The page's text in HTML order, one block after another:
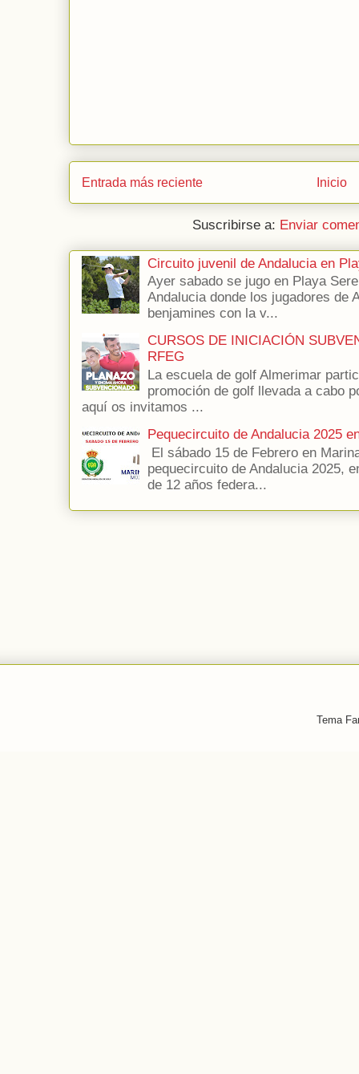
Entrada más reciente Inicio
Suscribirse a: Enviar
Circuito juvenil de Andalucia en
Ayer sabado se jugo en Playa
Andalucia donde los jugadores de
benjamines con la v...
CURSOS DE INICIACIÓN
RFEG
La escuela de golf Almerimar
promoción de golf llevada a cabo
aquí os invitamos ...
Pequecircuito de Andalucia 2025
El sábado 15 de Febrero en
pequecircuito de Andalucia 2025,
de 12 años federa...
Tema